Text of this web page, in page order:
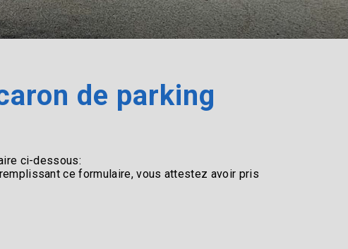
de parking
ci-dessous:
ce formulaire, vous attestez avoir pris